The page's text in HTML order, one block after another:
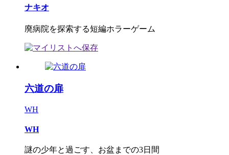
ナキオ
廃病院を探索する短編ホラーゲーム
六道の扉
WH
WH
謎の少年と過ごす、お盆までの3日間